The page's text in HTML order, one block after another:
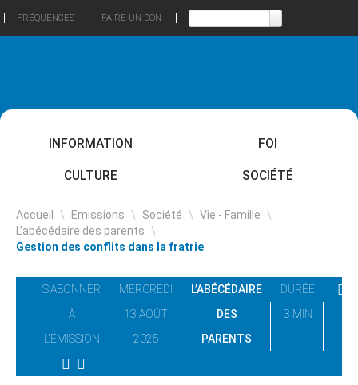
FRÉQUENCES FAIRE UN DON
INFORMATION FOI
CULTURE SOCIÉTÉ
Accueil \ Emissions \ Société \ Vie - Famille \
L’abécédaire des parents \
Gestion des conflits dans la fratrie
S'ABONNER
À
L'ÉMISSION
MERCREDI
13 AOÛT
2025
L’ABÉCÉDAIRE
DES
PARENTS
DURÉE
3 MIN